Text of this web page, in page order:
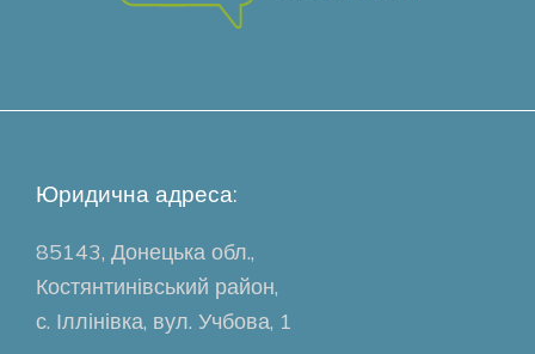
Юридична адреса:
85143, Донецька обл.,
Костянтинівський район,
с. Іллінівка, вул. Учбова, 1